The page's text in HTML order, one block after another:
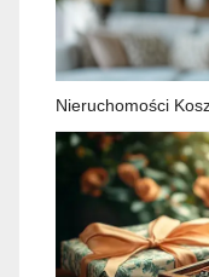
Nieruchomości